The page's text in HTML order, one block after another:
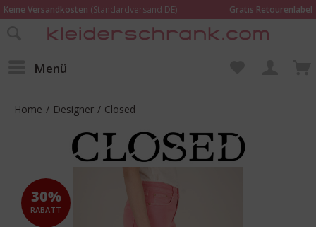
Keine Versandkosten (Standardversand DE)
Gratis Retourenlabel
Online bestellen – im Geschäft in Kempen anprobieren und beraten lassen
Menü
Home / Designer / Closed
30%
RABATT